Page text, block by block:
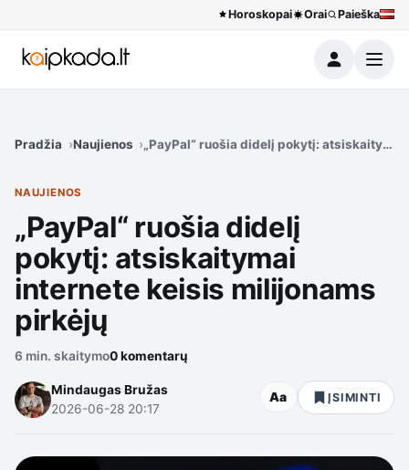
Horoskopai Orai Paieška
Meniu
Pradžia Naujienos „PayPal“ ruošia didelį pokytį:
NAUJIENOS
„PayPal“ ruošia didelį
pokytį: atsiskaitymai
internete keisis milijonams
pirkėjų
6 min. skaitymo0 komentarų
Mindaugas Bružas
2026-06-28 20:17
Aa ĮSIMINTI